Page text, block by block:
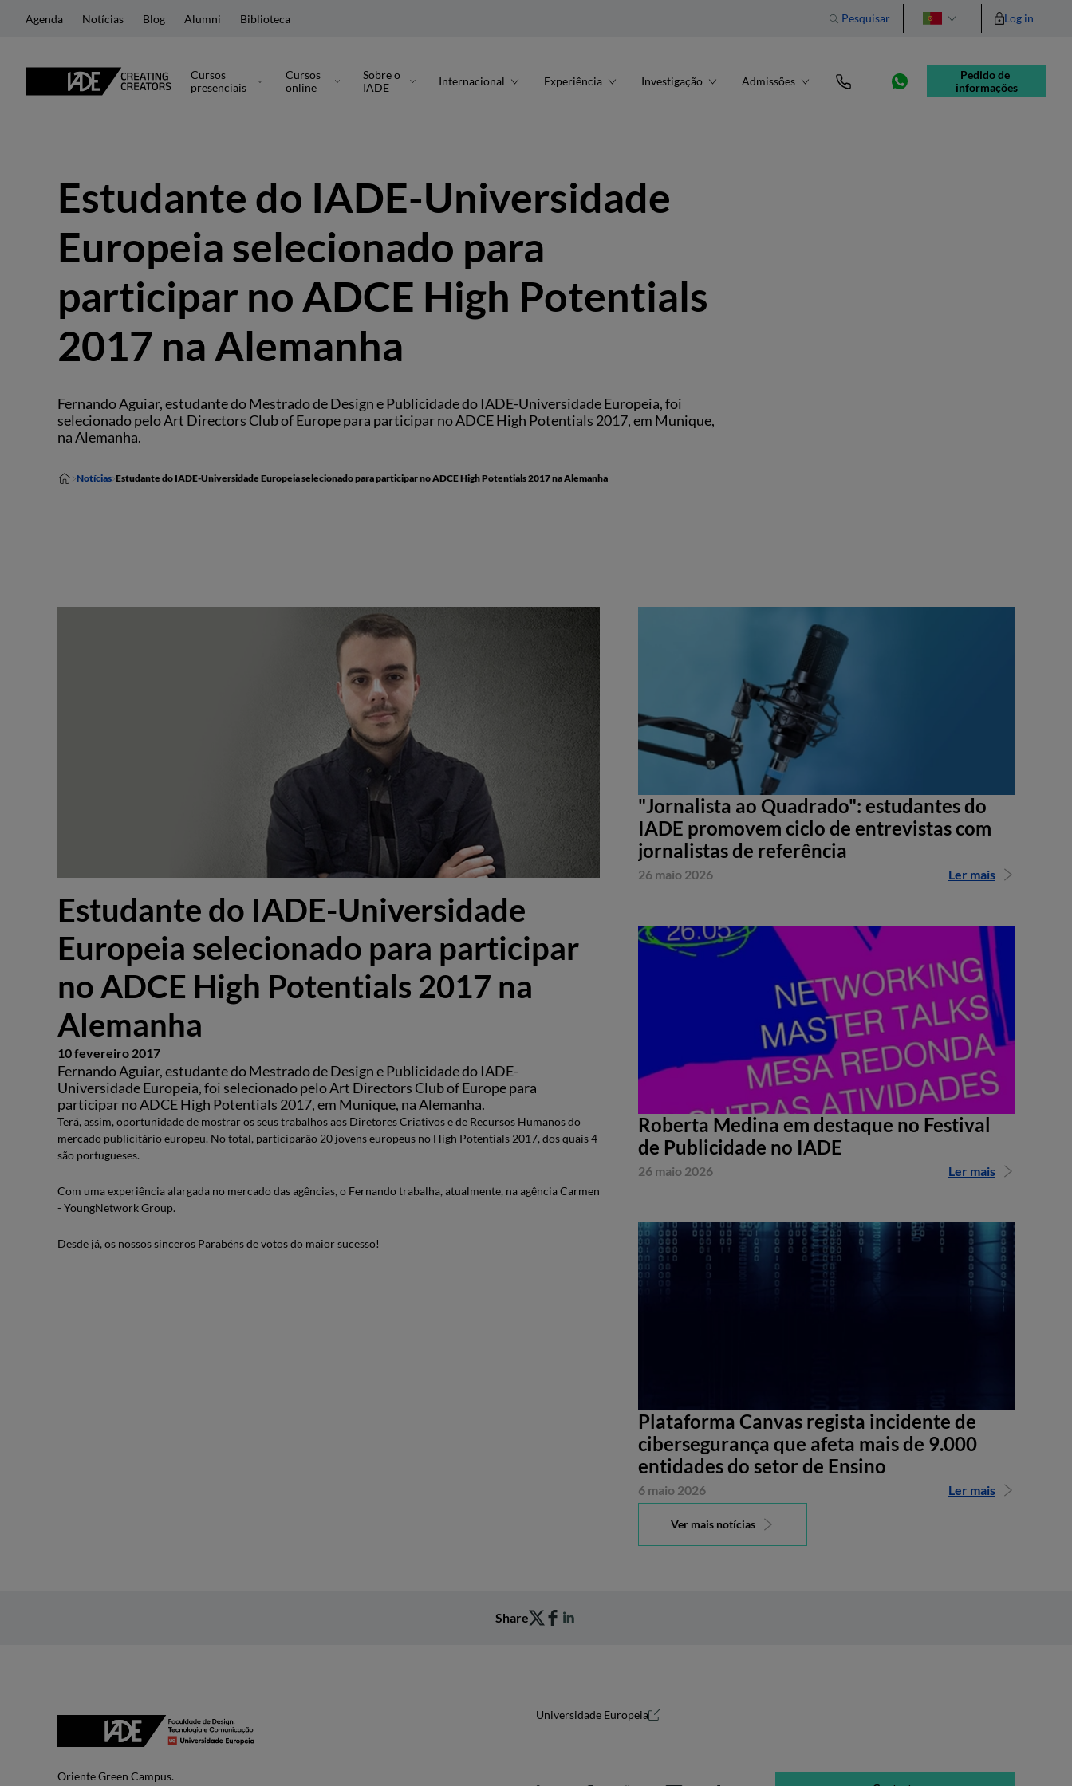
Agenda Notícias Blog Alumni Biblioteca
Pesquisar
English
Log in
Cursos
presenciais
Cursos
online
Sobre o
IADE
Internacional Experiência Investigação Admissões
Pedido de
informações
Estudante do IADE-Universidade
Europeia selecionado para
participar no ADCE High Potentials
2017 na Alemanha
Fernando Aguiar, estudante do Mestrado de Design e Publicidade do IADE-Universidade Europeia, foi
selecionado pelo Art Directors Club of Europe para participar no ADCE High Potentials 2017, em Munique,
na Alemanha.
Notícias Estudante do IADE-Universidade Europeia selecionado para participar no ADCE High Potentials 2017 na Alemanha
Estudante do IADE-Universidade
Europeia selecionado para participar
no ADCE High Potentials 2017 na
Alemanha
10 fevereiro 2017
Fernando Aguiar, estudante do Mestrado de Design e Publicidade do IADE-
Universidade Europeia, foi selecionado pelo Art Directors Club of Europe para
participar no ADCE High Potentials 2017, em Munique, na Alemanha.
Terá, assim, oportunidade de mostrar os seus trabalhos aos Diretores Criativos e de Recursos Humanos do
mercado publicitário europeu. No total, participarão 20 jovens europeus no High Potentials 2017, dos quais 4
são portugueses.
Com uma experiência alargada no mercado das agências, o Fernando trabalha, atualmente, na agência Carmen
- YoungNetwork Group.
Desde já, os nossos sinceros Parabéns de votos do maior sucesso!
"Jornalista ao Quadrado": estudantes do
IADE promovem ciclo de entrevistas com
jornalistas de referência
26 maio 2026 Ler mais
Roberta Medina em destaque no Festival
de Publicidade no IADE
26 maio 2026 Ler mais
Plataforma Canvas regista incidente de
cibersegurança que afeta mais de 9.000
entidades do setor de Ensino
6 maio 2026 Ler mais
Ver mais notícias
Share
Oriente Green Campus.
Universidade Europeia